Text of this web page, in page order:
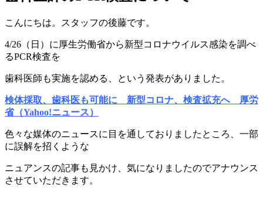
こんにちは。スタッフの後藤です。
4/26（日）に厚生労働省から新型コロナウイルス感染を調べ
るPCR検査を
歯科医師も実施を認める、という発表がありました。
検体採取、歯科医も可能に 新型コロナ、検査拡充へ 厚労
省（Yahoo!ニュース）
色々な媒体のニュースに目を通しておりましたところ、一部
に誤解を招くような
ニュアンスの記事も見かけ、気になりましたのでアナウンス
させていただきます。